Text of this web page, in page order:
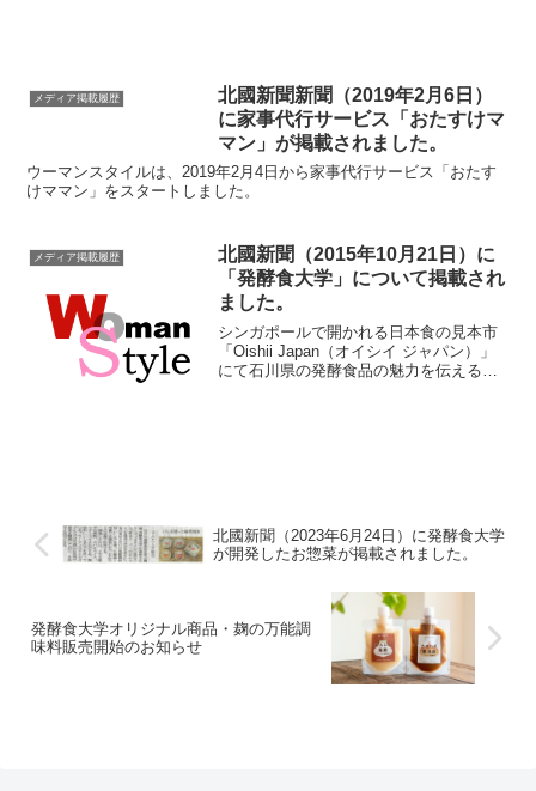
メディア掲載履歴
北國新聞新聞（2019年2月6日）
に家事代行サービス「おたすけマ
マン」が掲載されました。
ウーマンスタイルは、2019年2月4日から家事代行サービス「おたす
けママン」をスタートしました。
メディア掲載履歴
北國新聞（2015年10月21日）に
「発酵食大学」について掲載され
ました。
シンガポールで開かれる日本食の見本市
「Oishii Japan（オイシイ ジャパン）」
にて石川県の発酵食品の魅力を伝えるセ
北國新聞（2023年6月24日）に発酵食大学
が開発したお惣菜が掲載されました。
発酵食大学オリジナル商品・麹の万能調
味料販売開始のお知らせ